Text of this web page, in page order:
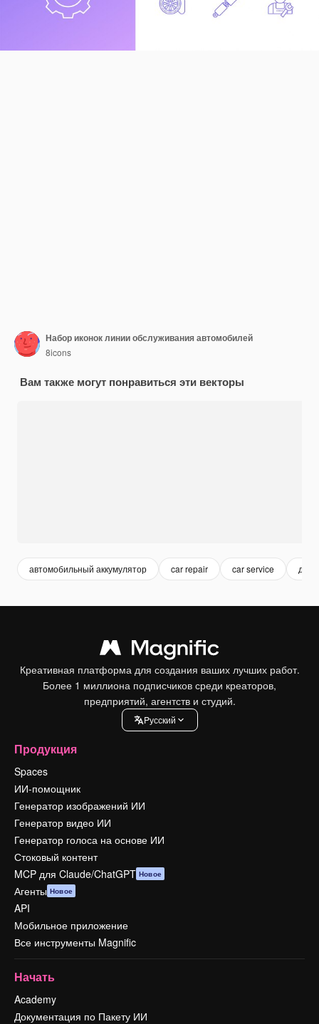
Набор иконок линии обслуживания автомобилей
8icons
Вам также могут понравиться эти векторы
автомобильный аккумулятор car repair car service
Креативная платформа для создания ваших лучших работ.
Более 1 миллиона подписчиков среди креаторов,
предприятий, агентств и студий.
Pусский
Продукция
Spaces
ИИ-помощник
Генератор изображений ИИ
Генератор видео ИИ
Генератор голоса на основе ИИ
Стоковый контент
MCP для Claude/ChatGPT Новое
Агенты Новое
API
Мобильное приложение
Все инструменты Magnific
Начать
Academy
Документация по Пакету ИИ